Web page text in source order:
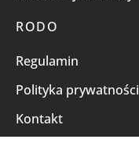
RODO
Regulamin
Polityka prywatności
Kontakt